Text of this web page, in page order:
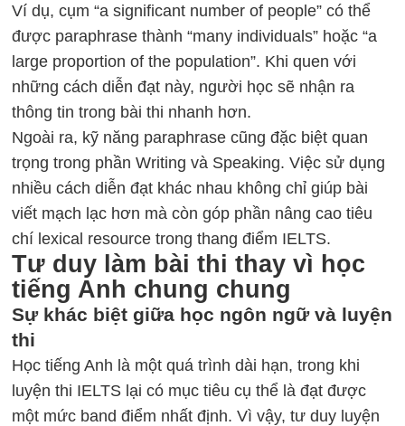
Ví dụ, cụm “a significant number of people” có thể
được paraphrase thành “many individuals” hoặc “a
large proportion of the population”. Khi quen với
những cách diễn đạt này, người học sẽ nhận ra
thông tin trong bài thi nhanh hơn.
Ngoài ra, kỹ năng paraphrase cũng đặc biệt quan
trọng trong phần Writing và Speaking. Việc sử dụng
nhiều cách diễn đạt khác nhau không chỉ giúp bài
viết mạch lạc hơn mà còn góp phần nâng cao tiêu
chí lexical resource trong thang điểm IELTS.
Tư duy làm bài thi thay vì học
tiếng Anh chung chung
Sự khác biệt giữa học ngôn ngữ và luyện
thi
Học tiếng Anh là một quá trình dài hạn, trong khi
luyện thi IELTS lại có mục tiêu cụ thể là đạt được
một mức band điểm nhất định. Vì vậy, tư duy luyện